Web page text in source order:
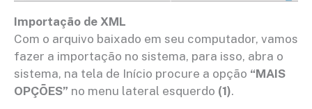
Importação de XML
Com o arquivo baixado em seu computador, vamos
fazer a importação no sistema, para isso, abra o
sistema, na tela de Início procure a opção “MAIS
OPÇÕES” no menu lateral esquerdo (1).